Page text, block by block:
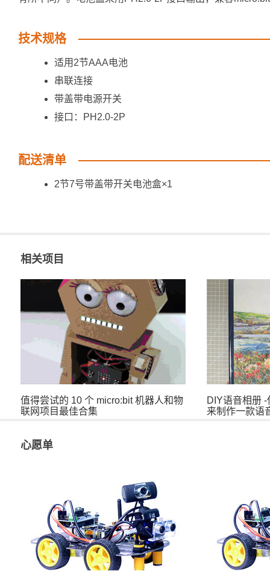
技术规格
适用2节AAA电池
串联连接
带盖带电源开关
接口：PH2.0-2P
配送清单
2节7号带盖带开关电池盒×1
相关项目
值得尝试的 10 个 micro:bit 机器人和物
联网项目最佳合集
DIY语音相册
来制作一款语
心愿单